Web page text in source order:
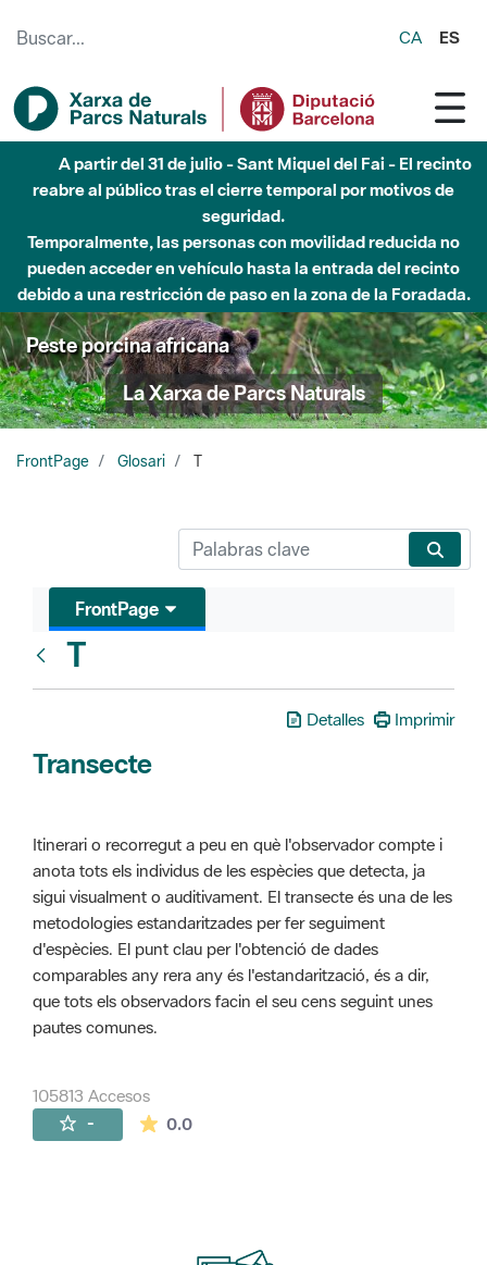
CA ES
A partir del 31 de julio - Sant Miquel del Fai - El recinto
reabre al público tras el cierre temporal por motivos de
seguridad.
Temporalmente, las personas con movilidad reducida no
pueden acceder en vehículo hasta la entrada del recinto
debido a una restricción de paso en la zona de la Foradada.
Peste porcina africana
La Xarxa de Parcs Naturals
FrontPage Glosari T
FrontPage
T
Detalles Imprimir
Transecte
Itinerari o recorregut a peu en què l'observador compte i
anota tots els individus de les espècies que detecta, ja
sigui visualment o auditivament. El transecte és una de les
metodologies estandaritzades per fer seguiment
d'espècies. El punt clau per l'obtenció de dades
comparables any rera any és l'estandarització, és a dir,
que tots els observadors facin el seu cens seguint unes
pautes comunes.
105813 Accesos
- 0.0La valoración media es de 0 estrellas de